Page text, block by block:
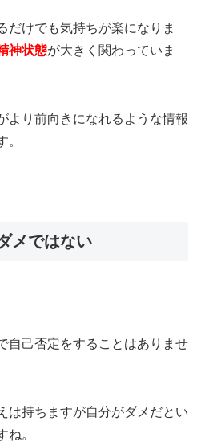
だけでも気持ちが楽になりま
神状態が大きく関わっていま
より前向きになれるような情報
。
メではない
自己否定をすることはありませ
は持ちますが自分がダメだとい
ね。